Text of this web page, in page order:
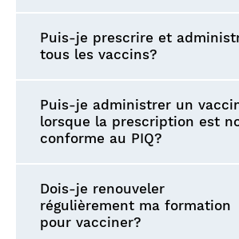
Puis-je prescrire et
tous les vaccins?
Puis-je administrer un
lorsque la prescription est
conforme au PIQ?
Dois-je renouveler
régulièrement ma formation
pour vacciner?